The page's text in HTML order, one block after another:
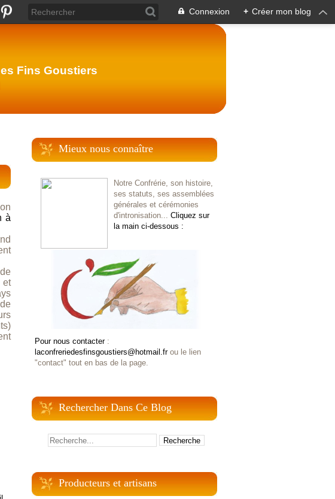
Connexion + Créer mon blog
Fins Goustiers
à
et
Mieux nous connaître
Notre Confrérie, son histoire,
ses statuts, ses assemblées
générales et cérémonies
d'intronisation... Cliquez sur
la main ci-dessous :
Pour nous contacter:
laconfreriedesfinsgoustiers@hotmail.frou le lien
"contact" tout en bas de la page.
Rechercher Dans Ce Blog
Producteurs et artisans